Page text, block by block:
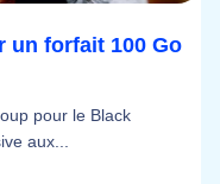
un forfait 100 Go
pour le Black
aux...